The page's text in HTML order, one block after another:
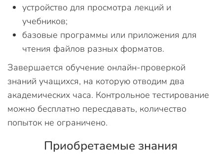
устройство для просмотра лекций и
учебников;
базовые программы или приложения для
чтения файлов разных форматов.
Завершается обучение онлайн-проверкой
знаний учащихся, на которую отводим два
академических часа. Контрольное тестирование
можно бесплатно пересдавать, количество
попыток не ограничено.
Приобретаемые знания